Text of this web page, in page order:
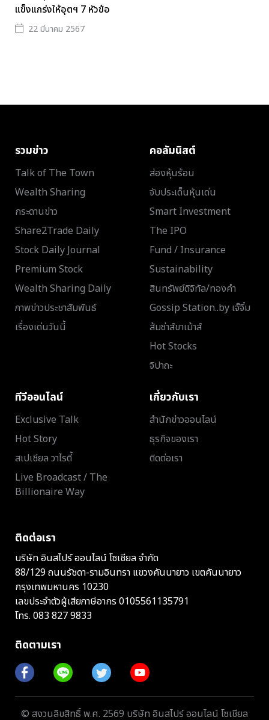
แข็งแกร่งให้อุตฯ 7 หัวข้อ
22 มีนาคม 2567
รวมข่าว
Talk of The Town
Wealth Sharing
กระดานข่าว
Share2Trade Daily
Stock Daily Journal
Premium Stock
Wealth Sharing Daily
ภาพข่าวประชาสัมพันธ์
เรื่องเด่นวันนี้
คอลัมนิสต์
ส่องหุ้นร้อน
จับประเด็นหุ้นเด่น
Smart Investment
The IPO
Fund / Insurance
Sustainability
สินทรัพย์ดิจิทัล/ทองคำ
Gossip Station..by เจ๊จิ๋ม
ส้มซ่าส์ขาเม้าส์
Hot Stocks
จิปาถะ
ทีวีออนไลน์
Exclusive Talk
Hot Story
สเปเชียล วาไรตี้
Live Broadcast / The
Billionaire Way
เกี่ยวกับเรา
สำนักข่าวออนไลน์
ธุรกิจของเรา
ติดต่อเรา
ติดต่อเรา
บริษัท อินสไปร์ ออนไลน์ โซเชียล จำกัด
88/129 ถนนรัชดา-รามอินทรา แขวงคันนายาว เขตคันนายาว
กรุงเทพมหานคร 10230
เลขประจำตัวผู้เสียภาษีอากร 0105561135791
โทร. 083 827 9833
ติดตามเรา
© สงวนลิขสิทธิ์ พ.ศ. 2569 บริษัท อินสไปร์ ออนไลน์ โซเชียล